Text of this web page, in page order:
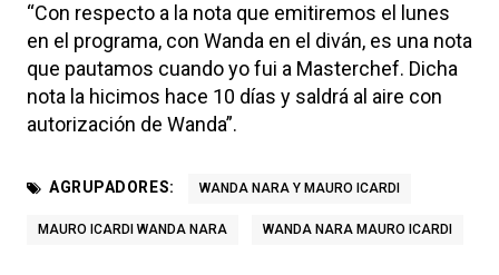
“Con respecto a la nota que emitiremos el lunes
en el programa, con Wanda en el diván, es una nota
que pautamos cuando yo fui a Masterchef. Dicha
nota la hicimos hace 10 días y saldrá al aire con
autorización de Wanda”.
AGRUPADORES: WANDA NARA Y MAURO ICARDI
MAURO ICARDI WANDA NARA WANDA NARA MAURO ICARDI